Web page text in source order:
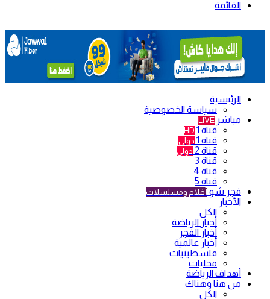
القائمة
الرئيسية
سياسة الخصوصية
مباشر LIVE
قناة 1 HD
قناة 1 دولي
قناة 2 دولي
قناة 3
قناة 4
قناة 5
فجر شو أفلام ومسلسلات
الأخبار
الكل
أخبار الرياضة
أخبار الفجر
أخبار عالمية
فلسطينيات
محليات
أهداف الرياضة
من هنا وهناك
الكل